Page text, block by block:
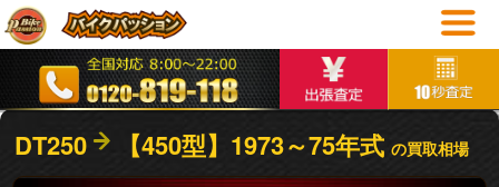
DT250 【450型】1973～75年式の買取相場